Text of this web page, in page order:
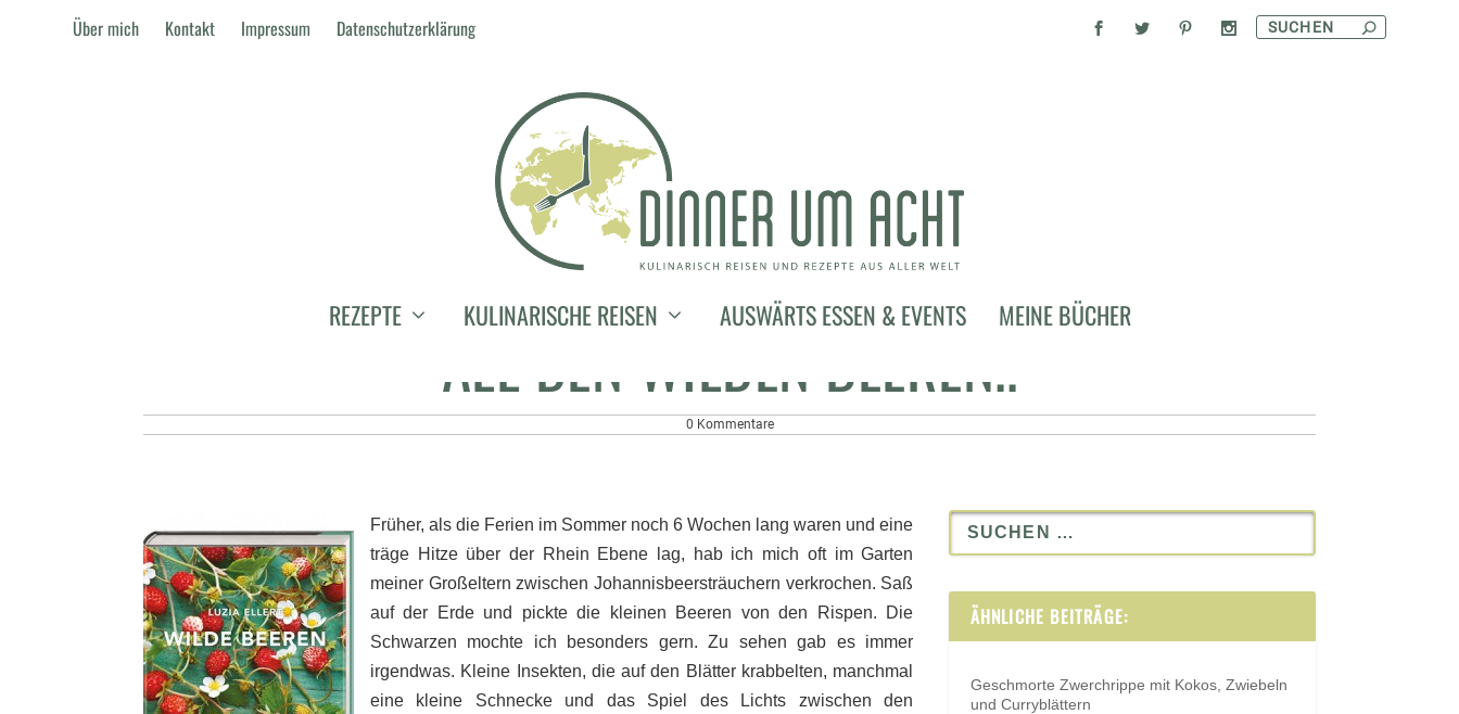
Über mich Kontakt Impressum Datenschutzerklärung
REZEPTE KULINARISCHE REISEN AUSWÄRTS ESSEN & EVENTS MEINE BÜCHER
1. Mai 2014
SO SEHNT EUCH NACH SOMMER. IM GRÜNEN, MIT
ALL DEN WILDEN BEEREN..
0 Kommentare
Früher, als die Ferien im Sommer noch 6 Wochen lang waren und eine
träge Hitze über der Rhein Ebene lag, hab ich mich oft im Garten
meiner Großeltern zwischen Johannisbeersträuchern verkrochen. Saß
auf der Erde und pickte die kleinen Beeren von den Rispen. Die
Schwarzen mochte ich besonders gern. Zu sehen gab es immer
irgendwas. Kleine Insekten, die auf den Blätter krabbelten, manchmal
eine kleine Schnecke und das Spiel des Lichts zwischen den
ÄHNLICHE BEITRÄGE:
Geschmorte Zwerchrippe mit Kokos, Zwiebeln
und Curryblättern